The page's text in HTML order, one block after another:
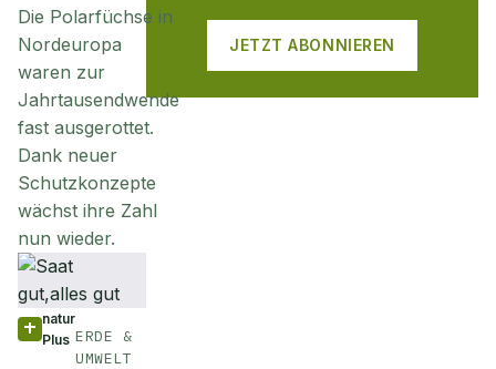
Die Polarfüchse in
Nordeuropa
waren zur
Jahrtausendwende
fast ausgerottet.
Dank neuer
Schutzkonzepte
wächst ihre Zahl
nun wieder.
natur
Plus ERDE &
UMWELT
JETZT ABONNIEREN